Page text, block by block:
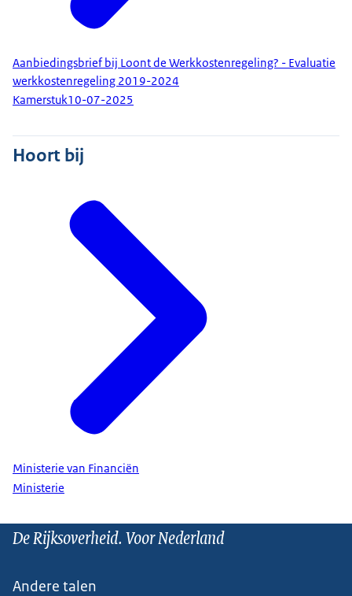
Aanbiedingsbrief bij Loont de Werkkostenregeling? - Evaluatie
werkkostenregeling 2019-2024
Kamerstuk10-07-2025
Hoort bij
Ministerie van Financiën
Ministerie
De Rijksoverheid. Voor Nederland
Andere talen